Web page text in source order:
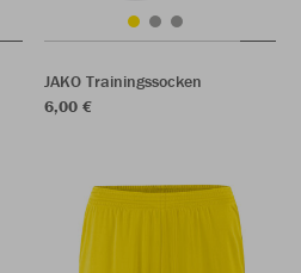
JAKO Trainingssocken
6,00 €